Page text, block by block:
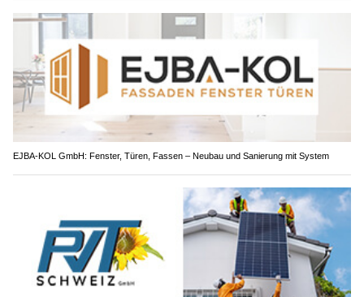
EJBA-KOL GmbH: Fenster, Türen, Fassen – Neubau und Sanierung mit System